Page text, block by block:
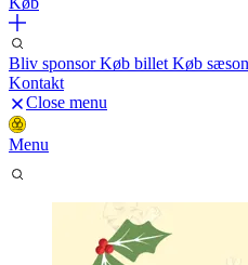
Bliv sponsorKøb billet Køb
Kontakt
Close menu
Menu